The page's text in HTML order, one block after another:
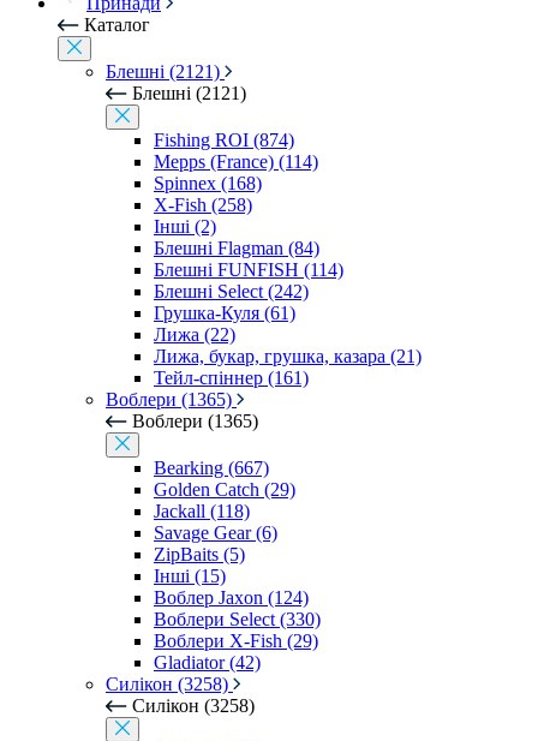
Каталог
Блешні (2121)
Блешні (2121)
Fishing ROI (874)
Mepps (France) (114)
Spinnex (168)
X-Fish (258)
Інші (2)
Блешні Flagman (84)
Блешні FUNFISH (114)
Блешні Select (242)
Грушка-Куля (61)
Лижа (22)
Лижа, букар, грушка, казара (21)
Тейл-спіннер (161)
Воблери (1365)
Воблери (1365)
Bearking (667)
Golden Catch (29)
Jackall (118)
Savage Gear (6)
ZipBaits (5)
Інші (15)
Воблер Jaxon (124)
Воблери Select (330)
Воблери X-Fish (29)
Gladiator (42)
Силікон (3258)
Силікон (3258)